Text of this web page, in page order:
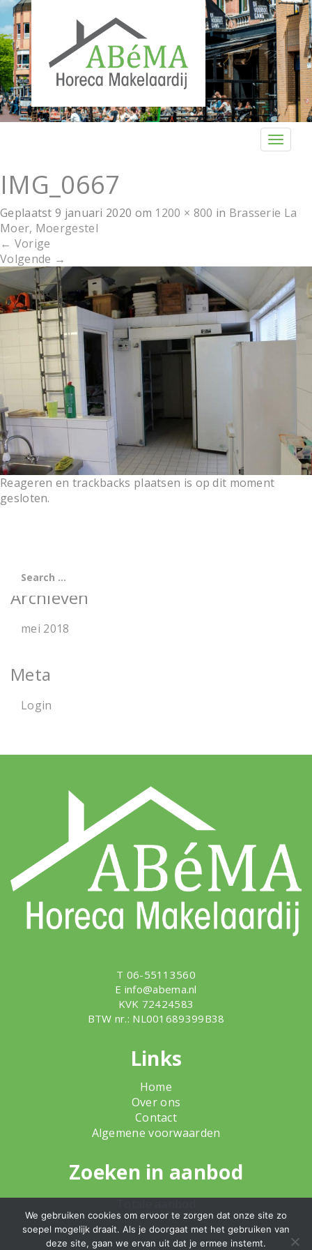
T
e
v
g
a
t
i
IMG_0667
Geplaatst9 januari 2020 om 1200 × 800 in Brasserie La
Moer, Moergestel
← Vorige
Volgende →
Reageren en trackbacks plaatsen is op dit moment
gesloten.
Archieven
mei 2018
Meta
Login
T 06-55113560
E info@abema.nl
KVK 72424583
BTW nr.: NL001689399B38
Links
Home
Over ons
Contact
Algemene voorwaarden
Zoeken in aanbod
We gebruiken cookies om ervoor te zorgen dat onze site zo
soepel mogelijk draait. Als je doorgaat met het gebruiken van
deze site, gaan we ervan uit dat je ermee instemt.